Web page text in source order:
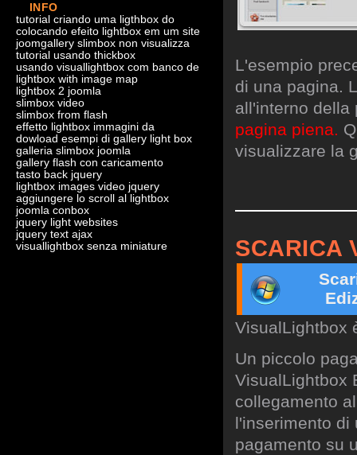
INFO
tutorial criando uma ligthbox do
colocando efeito lightbox em um site
joomgallery slimbox non visualizza
tutorial usando thickbox
usando visuallightbox com banco de
lightbox with image map
lightbox 2 joomla
slimbox video
slimbox from flash
effetto lightbox immagini da
dowload esempi di gallery light box
galleria slimbox joomla
gallery flash con caricamento
tasto back jquery
lightbox images video jquery
aggiungere lo scroll al lightbox
joomla conbox
jquery light websites
jquery text ajax
visuallightbox senza miniature
L'esempio
di una pagina.
all'interno
pagina piena.
visualizzare la
SCARICA
VisualLightbox
Un piccolo
VisualLightbox
collegamento
l'inserimento di
pagamento su